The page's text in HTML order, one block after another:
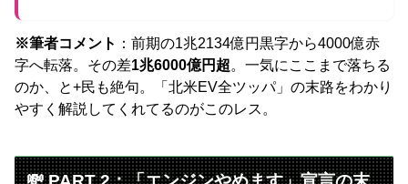
※筆者コメント ：前期の1兆2134億円黒字から4000億赤
字へ転落。その差1兆6000億円超。一気にここまで落ちる
のか、と+民も絶句。「北米EV全ツッパ」の末路をわかり
やすく解説してくれてるのがこのレス。